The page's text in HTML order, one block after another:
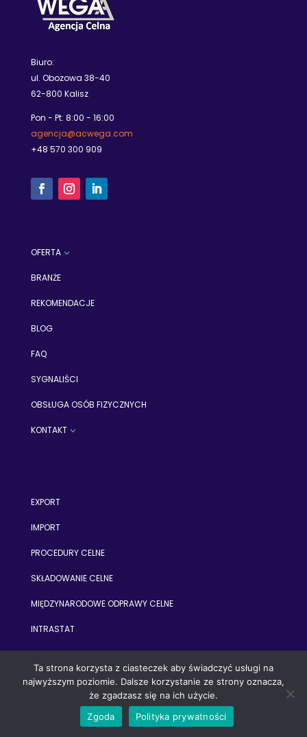
Biuro:
ul. Obozowa 38-40
62-800 Kalisz
Pon - Pt: 8:00 - 16:00
agencja@acwega.com
+48 570 300 909
OFERTA3
BRANŻE
REKOMENDACJE
BLOG
FAQ
SYGNALIŚCI
OBSŁUGA OSÓB FIZYCZNYCH
KONTAKT3
EXPORT
IMPORT
PROCEDURY CELNE
SKŁADOWANIE CELNE
MIĘDZYNARODOWE ODPRAWY CELNE
INTRASTAT
Ta strona korzysta z ciasteczek aby świadczyć usługi na
najwyższym poziomie. Dalsze korzystanie ze strony oznacza,
że zgadzasz się na ich użycie.
Zgoda
Polityka prywatności